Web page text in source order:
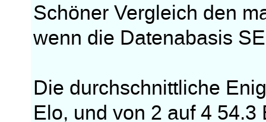
Schöner Vergleich den
wenn die Datenabasis
Die durchschnittliche
Elo, und von 2 auf 4